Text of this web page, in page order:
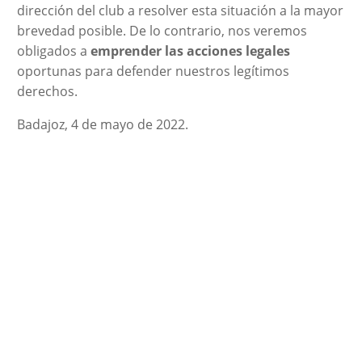
dirección del club a resolver esta situación a la mayor
brevedad posible. De lo contrario, nos veremos
obligados a emprender las acciones legales
oportunas para defender nuestros legítimos
derechos.
Badajoz, 4 de mayo de 2022.